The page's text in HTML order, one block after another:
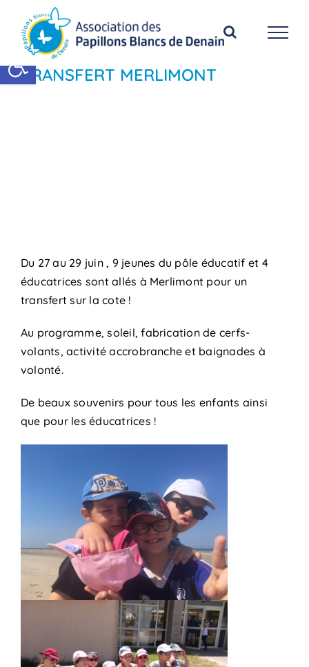
Ouvrir la barre d’outils
contenu
TRANSFERT MERLIMONT
Du 27 au 29 juin , 9 jeunes du pôle éducatif et 4
éducatrices sont allés à Merlimont pour un
transfert sur la cote !
Au programme, soleil, fabrication de cerfs-
volants, activité accrobranche et baignades à
volonté.
De beaux souvenirs pour tous les enfants ainsi
que pour les éducatrices !